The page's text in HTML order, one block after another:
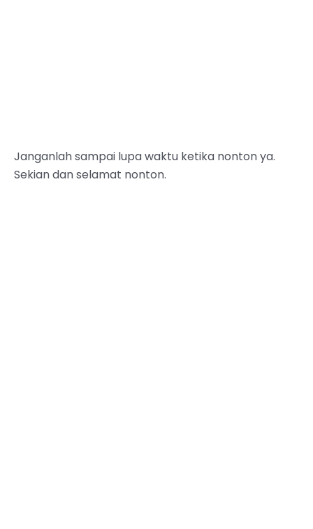
Janganlah sampai lupa waktu ketika nonton ya.
Sekian dan selamat nonton.